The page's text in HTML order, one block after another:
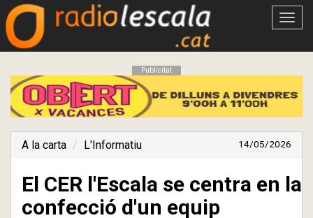
Obrir
Publicitat
A la carta L'Informatiu 14/05/2026
El CER l'Escala se centra en la
confecció d'un equip